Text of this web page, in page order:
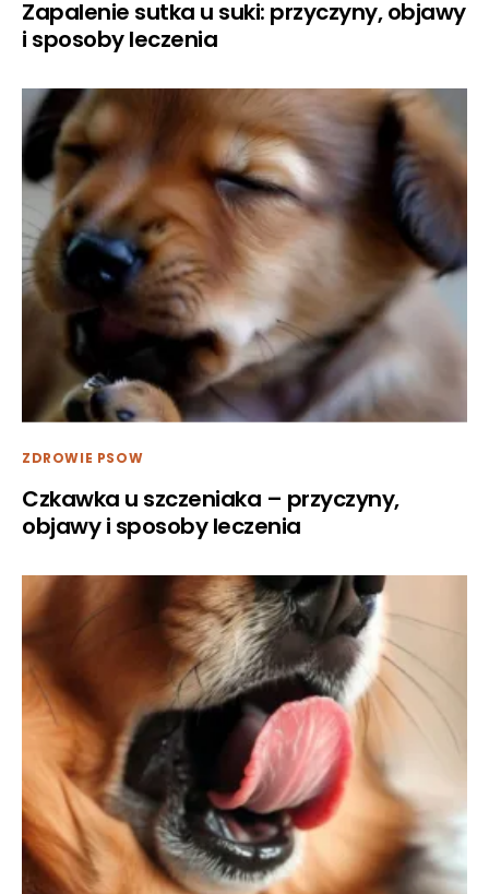
Zapalenie sutka u suki: przyczyny, objawy
i sposoby leczenia
ZDROWIE PSOW
Czkawka u szczeniaka – przyczyny,
objawy i sposoby leczenia